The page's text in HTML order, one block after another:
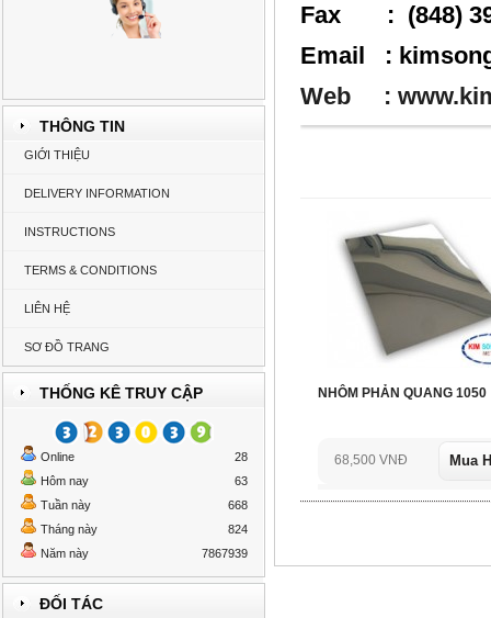
THÔNG TIN
GIỚI THIỆU
DELIVERY INFORMATION
INSTRUCTIONS
TERMS & CONDITIONS
LIÊN HỆ
SƠ ĐỒ TRANG
THỐNG KÊ TRUY CẬP
Online
28
Hôm nay
63
Tuần này
668
Tháng này
824
Năm này
7867939
ĐỐI TÁC
Fax : (848)
Email :
Web :
NHÔM PHẢN QUANG 1050
68,500 VNĐ Mua